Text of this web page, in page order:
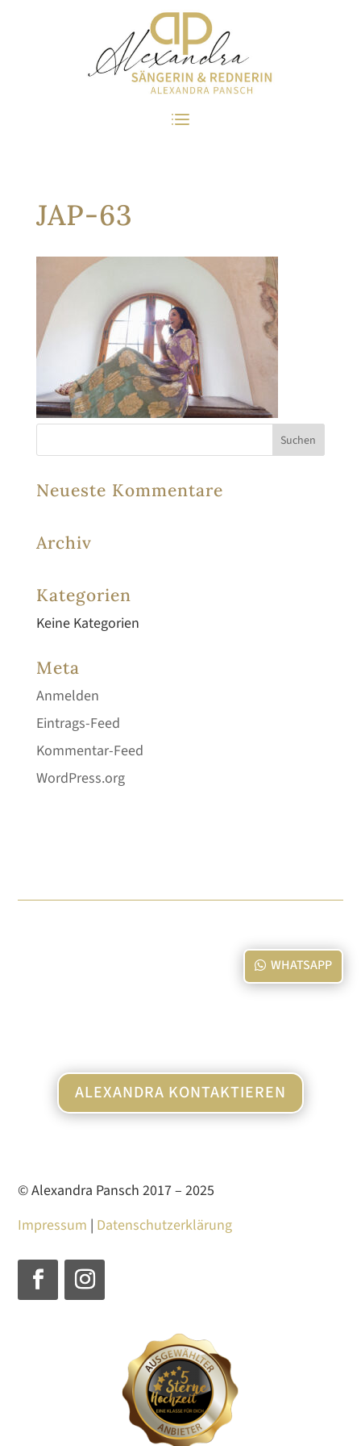
JAP-63
Neueste Kommentare
Archiv
Kategorien
Keine Kategorien
Meta
Anmelden
Eintrags-Feed
Kommentar-Feed
WordPress.org
WHATSAPP
ALEXANDRA KONTAKTIEREN
© Alexandra Pansch 2017 – 2025
Impressum | Datenschutzerklärung